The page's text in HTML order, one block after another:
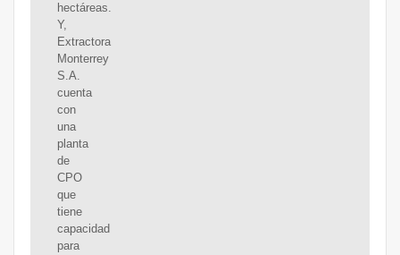
hectáreas.
Y,
Extractora
Monterrey
S.A.
cuenta
con
una
planta
de
CPO
que
tiene
capacidad
para